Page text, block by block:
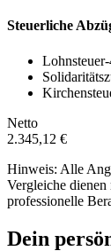
Steuerliche
Lohnsteuer
Netto
2.345,12 €
Hinweis: Alle
Vergleiche
professionelle
Dein